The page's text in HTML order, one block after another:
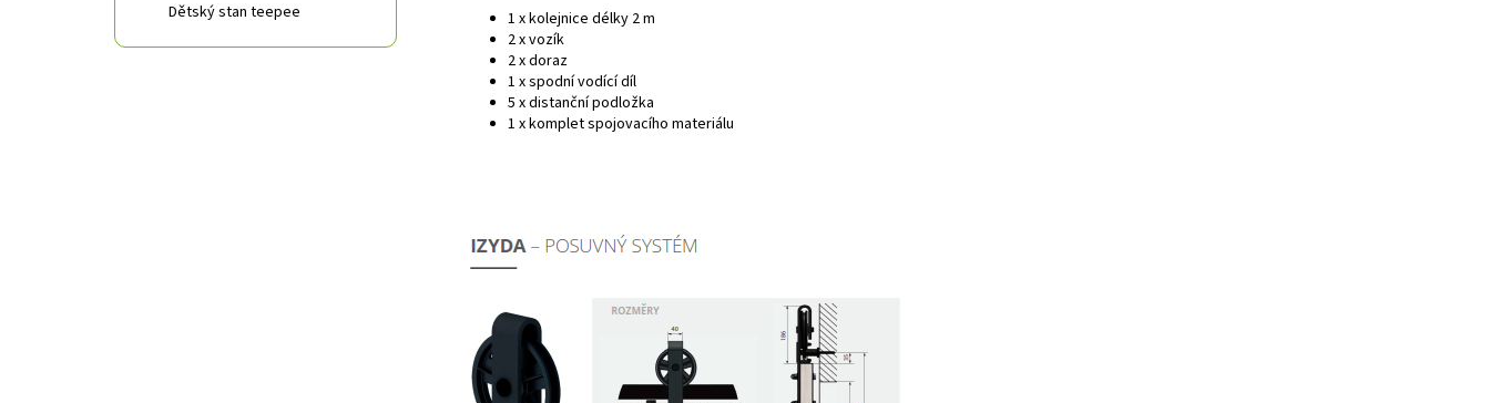
Dětský stan teepee
1 x kolejnice délky 2 m
2 x vozík
2 x doraz
1 x spodní vodící díl
5 x distanční podložka
1 x komplet spojovacího materiálu